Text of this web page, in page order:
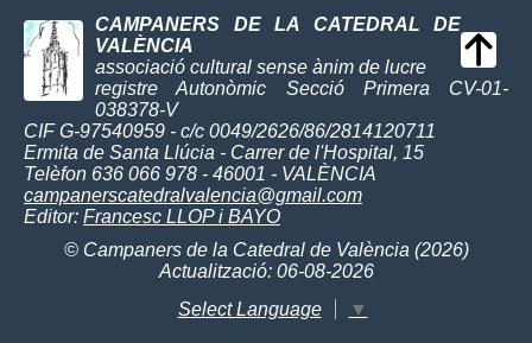
CAMPANERS DE LA CATEDRAL DE
VALÈNCIA
associació cultural sense ànim de lucre
registre Autonòmic Secció Primera CV-01-
038378-V
CIF G-97540959 - c/c 0049/2626/86/2814120711
Ermita de Santa Llúcia - Carrer de l'Hospital, 15
Telèfon 636 066 978 - 46001 - VALÈNCIA
campanerscatedralvalencia@gmail.com
Editor: Francesc LLOP i BAYO
© Campaners de la Catedral de València (2026)
Actualització: 06-08-2026
Select Language
▼